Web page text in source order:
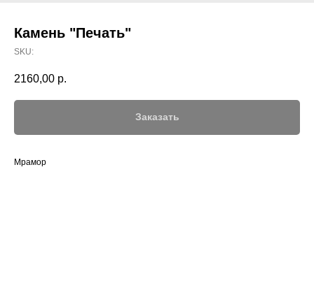
Камень "Печать"
SKU:
2160,00 р.
Заказать
Мрамор